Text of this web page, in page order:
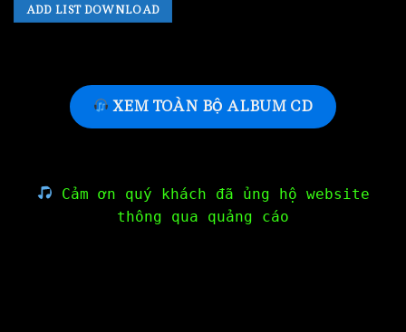
ADD LIST DOWNLOAD
XEM TOÀN BỘ ALBUM CD
Cảm ơn quý khách đã ủng hộ website
thông qua quảng cáo